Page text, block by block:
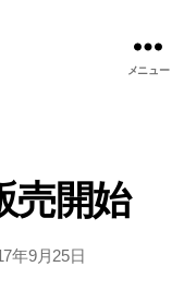
メニュー
売開始
年9月25日